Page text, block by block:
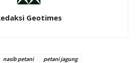
Geotimes
nasib petani petani jagung